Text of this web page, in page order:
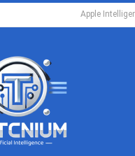
Apple